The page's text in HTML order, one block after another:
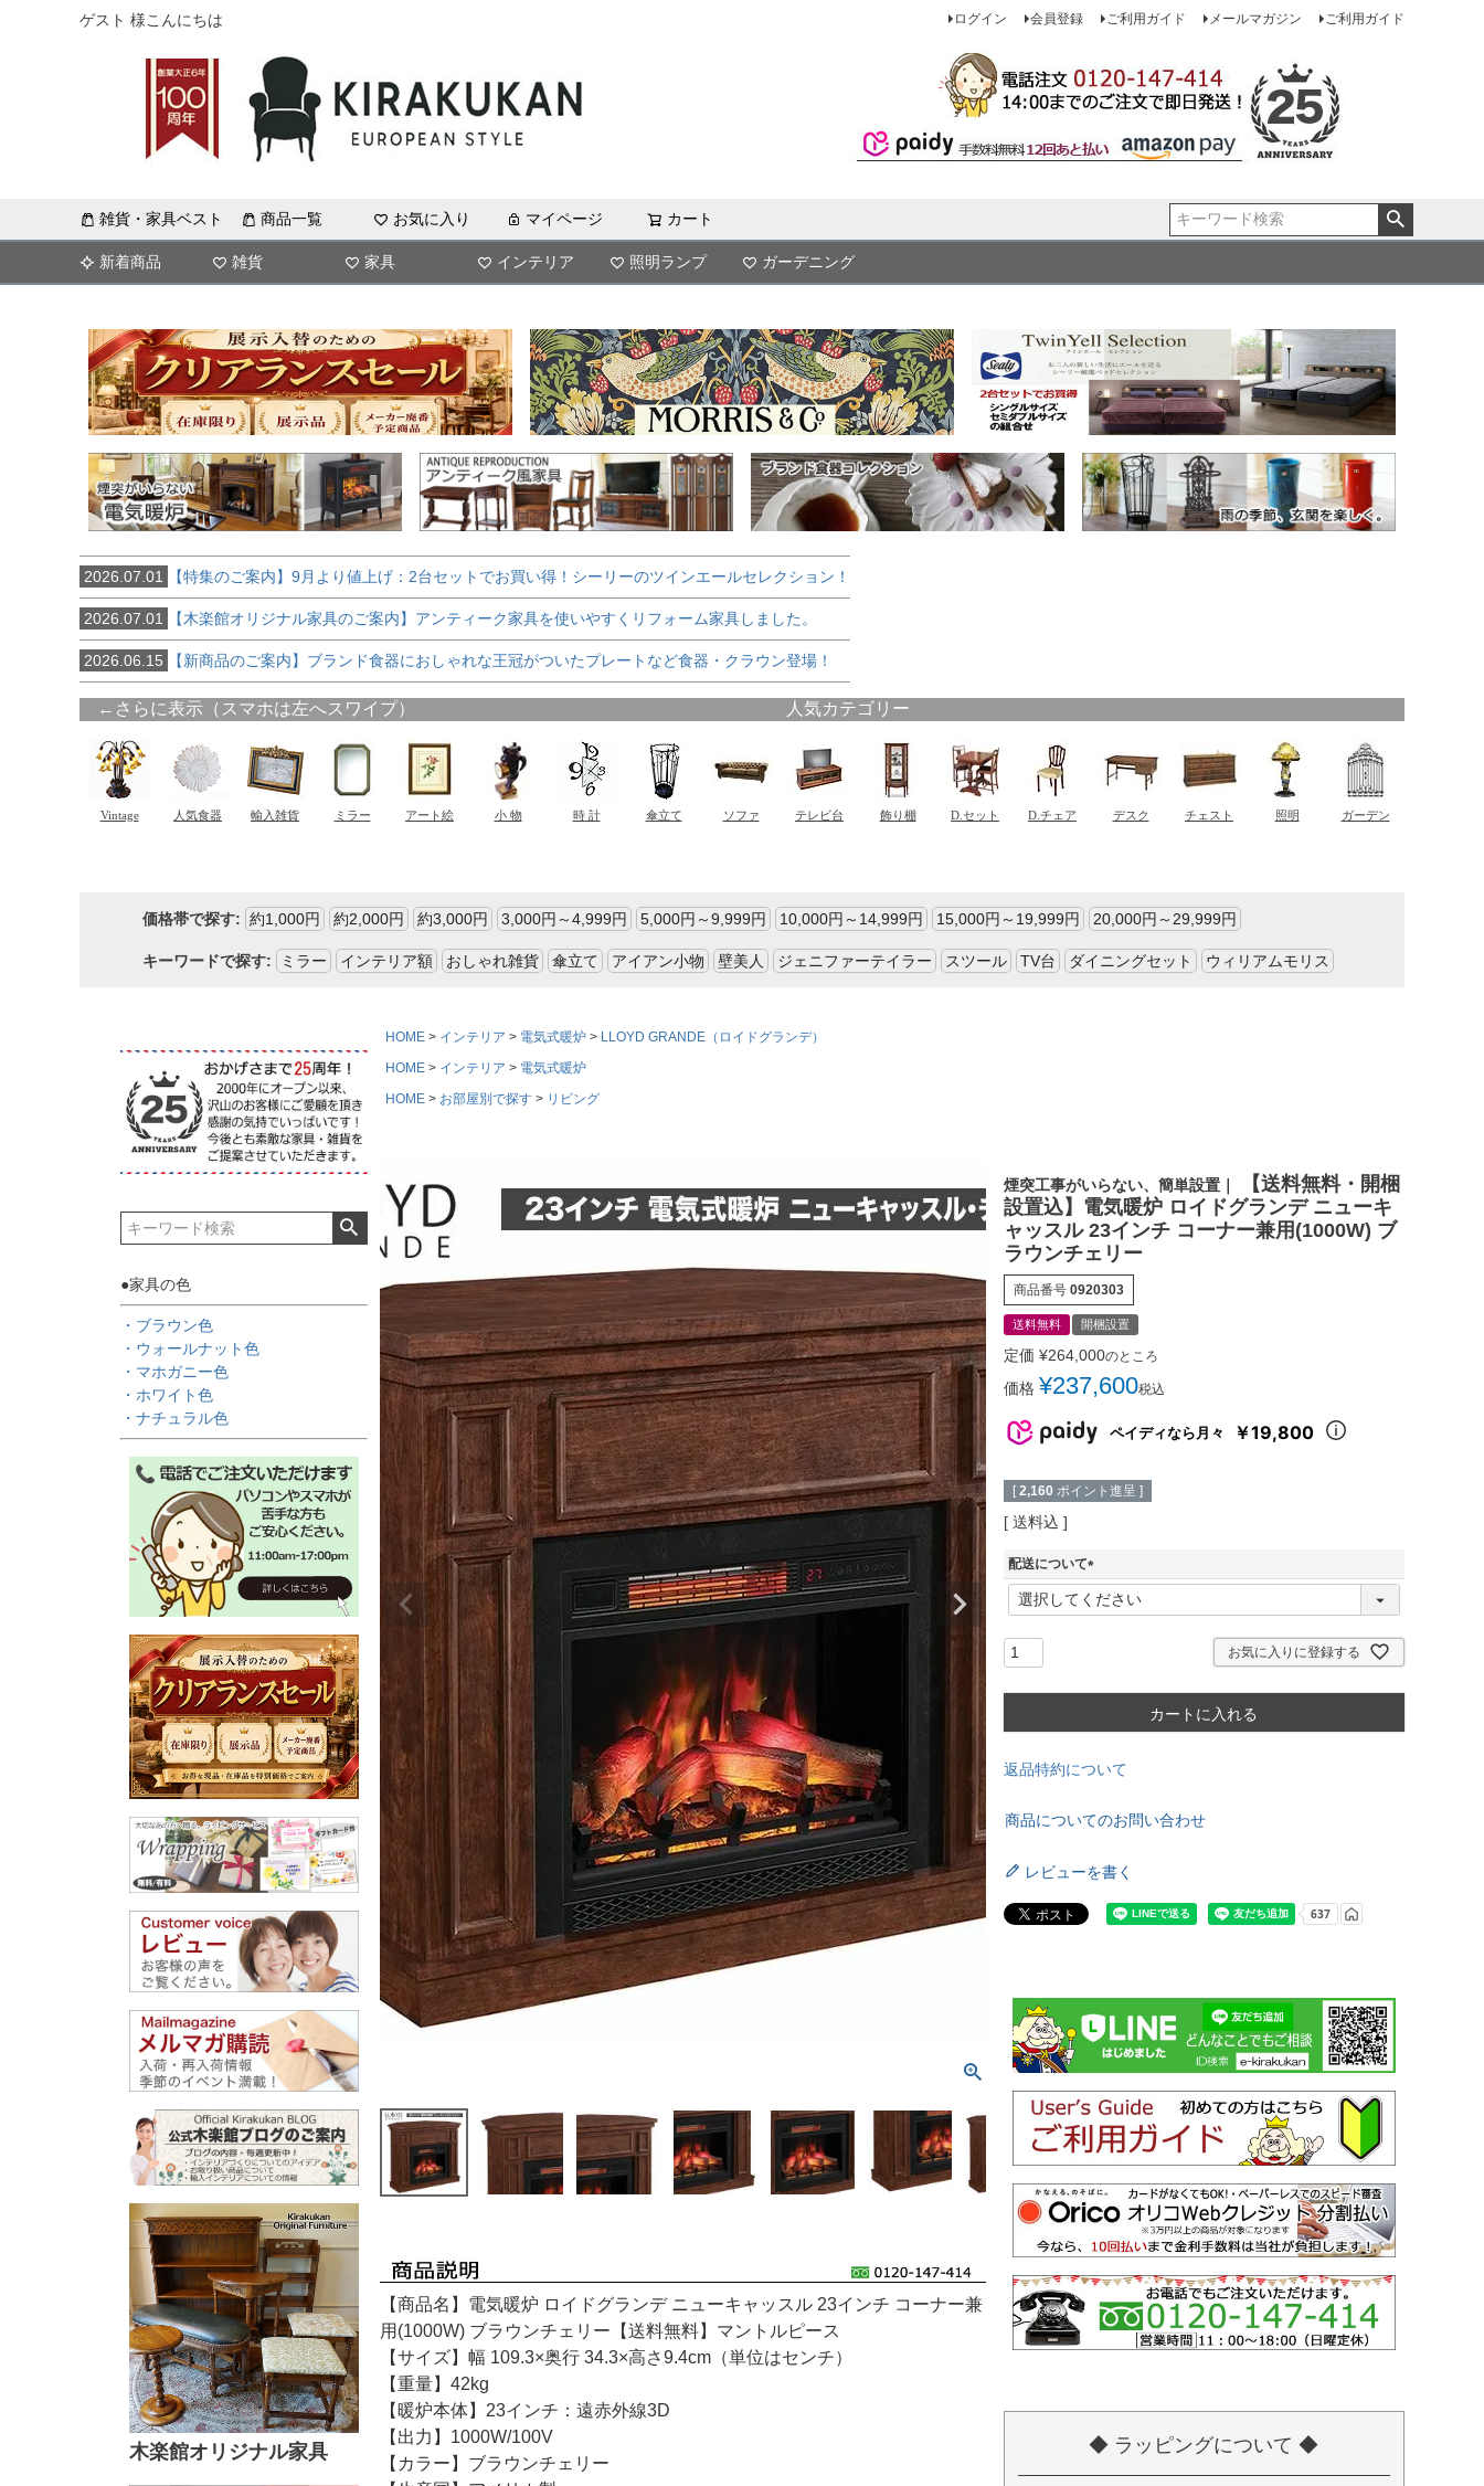
ゲスト 様こんにちは ログイン 会員登録 ご利用ガイド メールマガジン ご利用ガイド
雑貨・家具ベスト 商品一覧 お気に入り マイページ カート
新着商品 雑貨 家具 インテリア 照明ランプ ガーデニング
2026.07.01 【特集のご案内】9月より値上げ：2台セットでお買い得！シーリーのツインエールセレクション！
2026.07.01 【木楽館オリジナル家具のご案内】アンティーク家具を使いやすくリフォーム家具しました。
2026.06.15 【新商品のご案内】ブランド食器におしゃれな王冠がついたプレートなど食器・クラウン登場！
価格帯で探す: 約1,000円 約2,000円 約3,000円 3,000円～4,999円 5,000円～9,999円 10,000円～14,999円 15,000円～19,999円 20,000円～29,999円
キーワードで探す: ミラー インテリア額 おしゃれ雑貨 傘立て アイアン小物 壁美人 ジェニファーテイラー スツール TV台 ダイニングセット ウィリアムモリス
●家具の色
・ブラウン色
・ウォールナット色
・マホガニー色
・ホワイト色
・ナチュラル色
木楽館オリジナル家具
HOME インテリア 電気式暖炉
LLOYD GRANDE（ロイドグランデ）
HOME
インテリア
電気式暖炉
HOME
お部屋別で探す リビング
【商品名】電気暖炉 ロイドグランデ ニューキャッスル 23インチ コーナー兼
用(1000W) ブラウンチェリー【送料無料】マントルピース
【サイズ】幅 109.3×奥行 34.3×高さ9.4cm（単位はセンチ）
【重量】42kg
【暖炉本体】23インチ：遠赤外線3D
【出力】1000W/100V
【カラー】ブラウンチェリー
煙突工事がいらない、簡単設置｜
【送料無料・開梱
設置込】電気暖炉 ロイドグランデ ニューキ
ャッスル 23インチ コーナー兼用(1000W) ブ
ラウンチェリー
商品番号 0920303
送料無料 開梱設置
定価 ¥264,000のところ
価格 ¥237,600税込
ペイディなら月々 ￥19,800
[ 2,160 ポイント進呈 ]
送料込
配送について
(
必
お気に入りに登録する
カートに入れる
返品特約について
商品についてのお問い合わせ
レビューを書く
◆ ラッピングについて ◆